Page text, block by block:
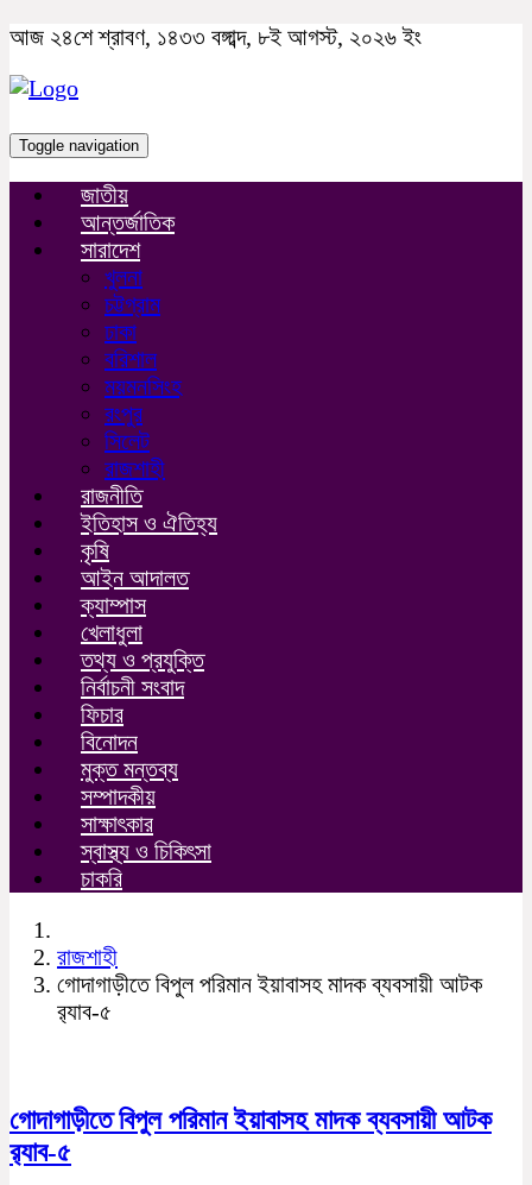
আজ ২৪শে শ্রাবণ, ১৪৩৩ বঙ্গাব্দ, ৮ই আগস্ট, ২০২৬ ইং
Toggle navigation
জাতীয়
আন্তর্জাতিক
সারাদেশ
খুলনা
চট্টগ্রাম
ঢাকা
বরিশাল
ময়মনসিংহ
রংপুর
সিলেট
রাজশাহী
রাজনীতি
ইতিহাস ও ঐতিহ্য
কৃষি
আইন আদালত
ক্যাম্পাস
খেলাধুলা
তথ্য ও প্রযুক্তি
নির্বাচনী সংবাদ
ফিচার
বিনোদন
মুক্ত মন্তব্য
সম্পাদকীয়
সাক্ষাৎকার
স্বাস্থ্য ও চিকিৎসা
চাকরি
রাজশাহী
গোদাগাড়ীতে বিপুল পরিমান ইয়াবাসহ মাদক ব্যবসায়ী আটক
র‌্যাব-৫
গোদাগাড়ীতে বিপুল পরিমান ইয়াবাসহ মাদক ব্যবসায়ী আটক
র‌্যাব-৫